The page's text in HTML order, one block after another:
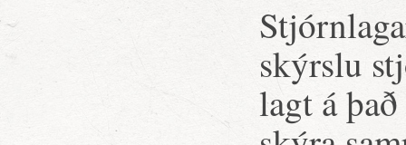
skýrslu
lagt á